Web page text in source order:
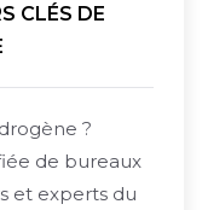
CLÉS DE
?
de bureaux
et experts du